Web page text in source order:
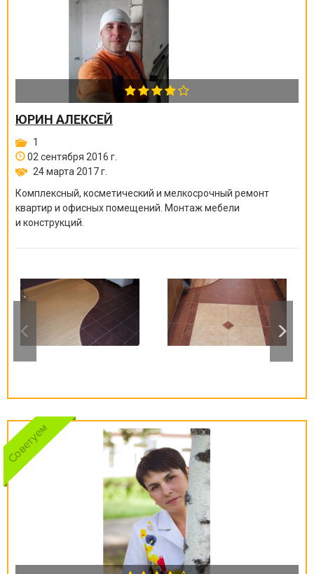
ЮРИН АЛЕКСЕЙ
1
02 сентября 2016 г.
24 марта 2017 г.
Комплексный, косметический и мелкосрочный ремонт
квартир и офисных помещений. Монтаж мебели
и конструкций.